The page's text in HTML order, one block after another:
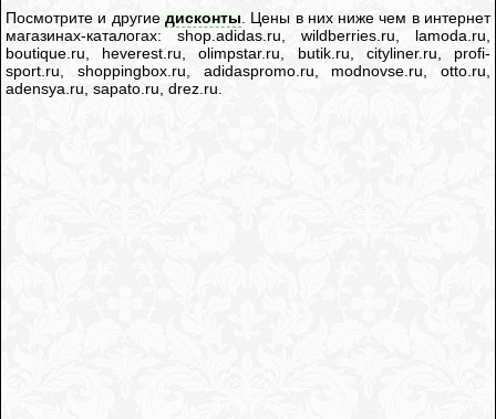
Посмотрите и другие дисконты. Цены в них ниже чем в интернет
магазинах-каталогах: shop.adidas.ru, wildberries.ru, lamoda.ru,
boutique.ru, heverest.ru, olimpstar.ru, butik.ru, cityliner.ru, profi-
sport.ru, shoppingbox.ru, adidaspromo.ru, modnovse.ru, otto.ru,
adensya.ru, sapato.ru, drez.ru.